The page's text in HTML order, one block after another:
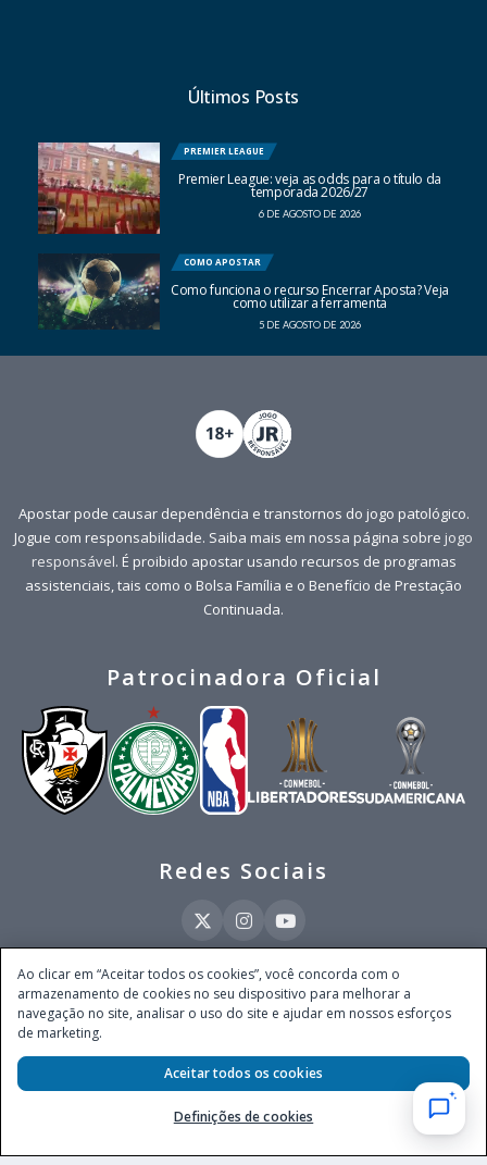
Últimos Posts
PREMIER LEAGUE
Premier League: veja as odds para o título da
temporada 2026/27
6 DE AGOSTO DE 2026
COMO APOSTAR
Como funciona o recurso Encerrar Aposta? Veja
como utilizar a ferramenta
5 DE AGOSTO DE 2026
Apostar pode causar dependência e transtornos do jogo patológico.
Jogue com responsabilidade. Saiba mais em nossa página sobre jogo
responsável. É proibido apostar usando recursos de programas
assistenciais, tais como o Bolsa Família e o Benefício de Prestação
Continuada.
Patrocinadora Oficial
Redes Sociais
Este site é operado pela Ventmear Brasil LTDA (CNPJ 52.868.380/0001-84), com
endereço na Avenida Brigadeiro Faria Lima, nº 4.055, 3º andar, Itaim Bibi, no
Município de São Paulo, Estado de São Paulo, CEP 04538-133, Brasil - empresa
autorizada a operar apostas de quota fixa em todo território nacional pela
Secretaria de Prêmios e Apostas do Ministério da Fazenda, conforme Portaria nº
247, de 07.02.2025, publicada no DOU em 11.2.2025.
Ao clicar em “Aceitar todos os cookies”, você concorda com o
armazenamento de cookies no seu dispositivo para melhorar a
navegação no site, analisar o uso do site e ajudar em nossos esforços
de marketing.
Definições de cookies
Aceitar todos os cookies